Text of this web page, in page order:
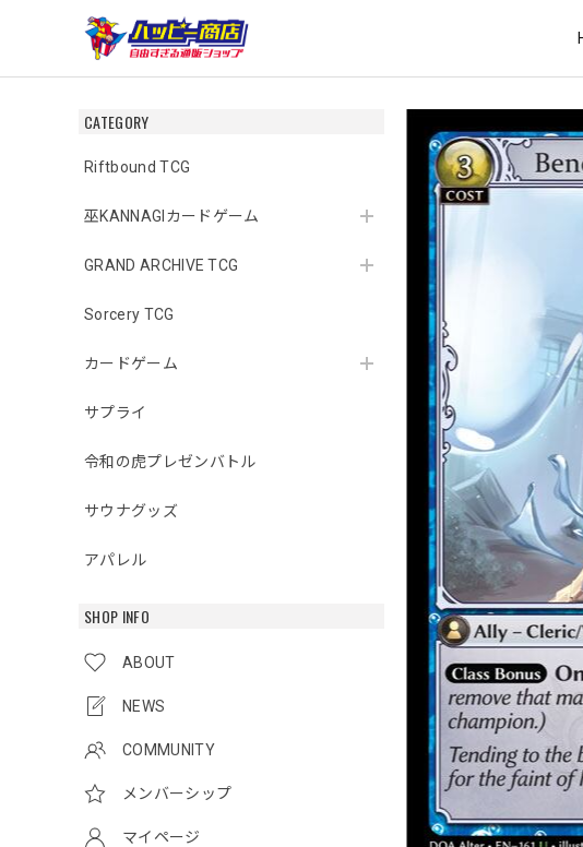
CATEGORY
Riftbound TCG
巫KANNAGIカードゲーム
GRAND ARCHIVE TCG
Sorcery TCG
カードゲーム
サプライ
令和の虎プレゼンバトル
サウナグッズ
アパレル
SHOP INFO
ABOUT
NEWS
COMMUNITY
メンバーシップ
マイページ